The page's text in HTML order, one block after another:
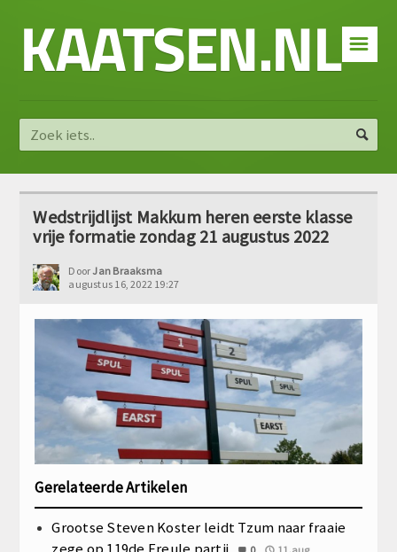
☰
KAATSEN.NL
Wedstrijdlijst Makkum heren eerste klasse
vrije formatie zondag 21 augustus 2022
DoorJan Braaksma
augustus 16, 2022 19:27
Gerelateerde Artikelen
Grootse Steven Koster leidt Tzum naar fraaie